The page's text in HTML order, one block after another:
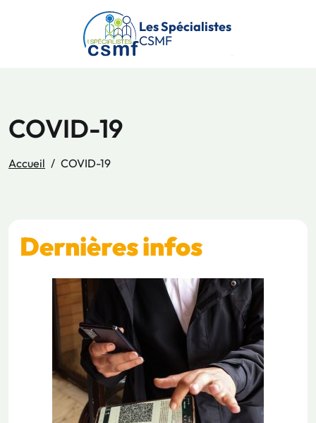
Passer au contenu principal
Les Spécialistes
CSMF
COVID-19
Accueil COVID-19
Dernières infos